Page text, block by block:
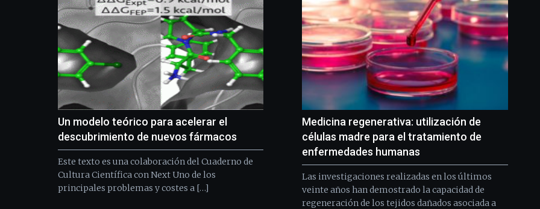
Un modelo teórico para acelerar el
descubrimiento de nuevos fármacos
Este texto es una colaboración del Cuaderno de
Cultura Científica con Next Uno de los
principales problemas y costes a […]
Medicina regenerativa: utilización de
células madre para el tratamiento de
enfermedades humanas
Las investigaciones realizadas en los últimos
veinte años han demostrado la capacidad de
regeneración de los tejidos dañados asociada a